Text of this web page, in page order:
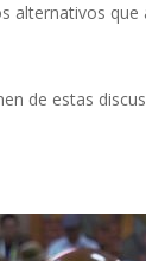
alternativos
de estas